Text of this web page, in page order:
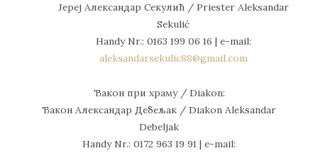
Јереј Александар Секулић / Priester Aleksandar
Sekulić
Handy Nr.: 0163 199 06 16 | e-mail:
aleksandarsekulic88@gmail.com
Ђакон при храму / Diakon:
Ђакон Aлександар Дебељак / Diakon Aleksandar
Debeljak
Handy Nr.: 0172 963 19 91 | e-mail: